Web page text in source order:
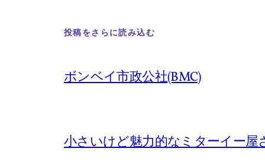
投稿をさらに読み込む
ボンベイ市政公社(BMC)
小さいけど魅力的なミターイー屋